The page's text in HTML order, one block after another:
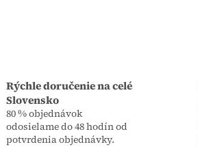
Rýchle doručenie na celé
Slovensko
80 % objednávok
odosielame do 48 hodín od
potvrdenia objednávky.